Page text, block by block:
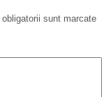
obligatorii sunt marcate